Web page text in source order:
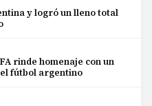
y logró un lleno total
rinde homenaje con un
fútbol argentino